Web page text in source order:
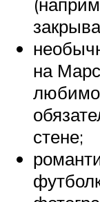
на
стене;